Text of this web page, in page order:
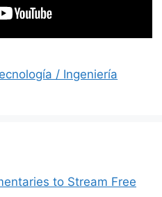
/ Ingeniería
to Stream Free